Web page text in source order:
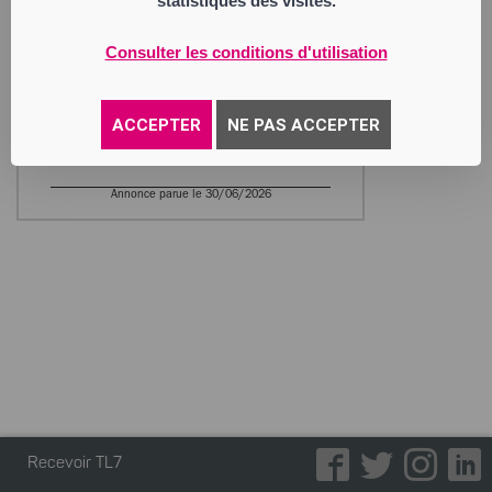
Consulter les conditions d'utilisation
ACCEPTER NE PAS ACCEPTER
Société à Responsabilité Limitée
Siège social : 1 à 7 rue des Docteurs
42100 Saint-Étienne
328 117 395 RCS Saint Etienne
Annonce parue le 30/06/2026
Recevoir TL7